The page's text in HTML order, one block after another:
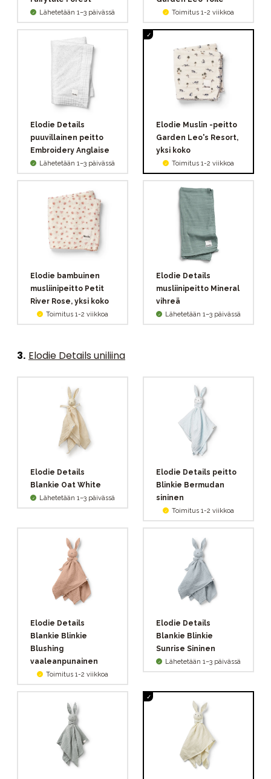
Lähetetään 1–3 päivässä Toimitus 1-2 viikkoa
Elodie Details
puuvillainen peitto
Embroidery Anglaise
Lähetetään 1–3 päivässä
Elodie Muslin -peitto
Garden Leo's Resort,
yksi koko
Toimitus 1-2 viikkoa
Elodie bambuinen
musliinipeitto Petit
River Rose, yksi koko
Toimitus 1-2 viikkoa
Elodie Details
musliinipeitto Mineral
vihreä
Lähetetään 1–3 päivässä
3. Elodie Details uniliina
Elodie Details
Blankie Oat White
Lähetetään 1–3 päivässä
Elodie Details peitto
Blinkie Bermudan
sininen
Toimitus 1-2 viikkoa
Elodie Details
Blankie Blinkie
Blushing
vaaleanpunainen
Toimitus 1-2 viikkoa
Elodie Details
Blankie Blinkie
Sunrise Sininen
Lähetetään 1–3 päivässä